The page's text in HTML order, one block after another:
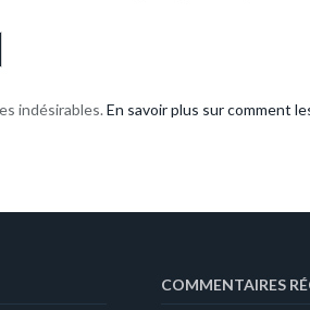
indésirables. En savoir plus sur comment
COMMENTAIRES